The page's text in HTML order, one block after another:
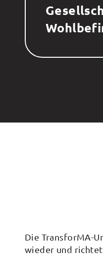
Die TransforMA-
wieder und